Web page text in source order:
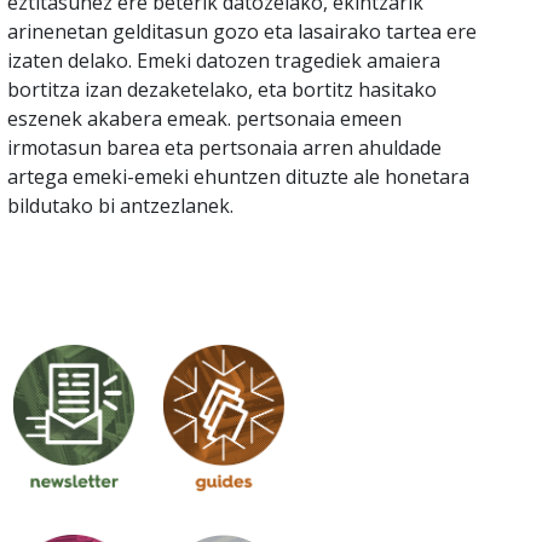
arinenetan gelditasun gozo eta lasairako tartea ere
izaten delako. Emeki datozen tragediek amaiera
bortitza izan dezaketelako, eta bortitz hasitako
eszenek akabera emeak. pertsonaia emeen
irmotasun barea eta pertsonaia arren ahuldade
artega emeki-emeki ehuntzen dituzte ale honetara
bildutako bi antzezlanek.